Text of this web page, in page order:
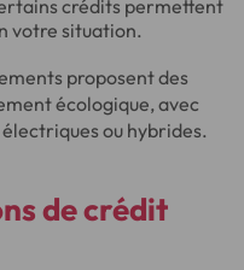
crédits permettent
votre situation.
proposent des
écologique, avec
ou hybrides.
de crédit